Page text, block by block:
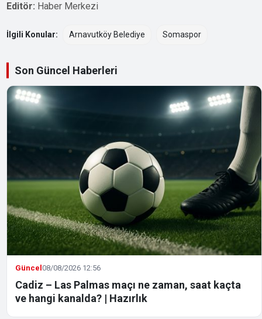
Editör: Haber Merkezi
İlgili Konular: Arnavutköy Belediye Somaspor
Son Güncel Haberleri
Güncel08/08/2026 12:56
Cadiz – Las Palmas maçı ne zaman, saat kaçta
ve hangi kanalda? | Hazırlık